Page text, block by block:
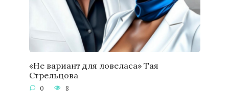
«Не вариант для ловеласа» Тая
Стрельцова
0 8